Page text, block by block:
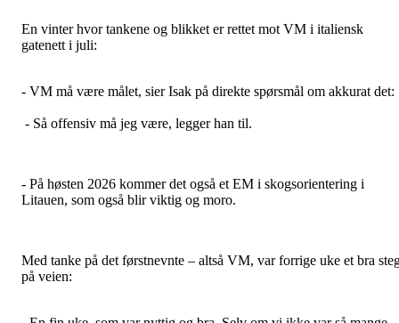
En vinter hvor tankene og blikket er rettet mot VM i italiensk
gatenett i juli:
- VM må være målet, sier Isak på direkte spørsmål om akkurat det:
- Så offensiv må jeg være, legger han til.
- På høsten 2026 kommer det også et EM i skogsorientering i
Litauen, som også blir viktig og moro.
Med tanke på det førstnevnte – altså VM, var forrige uke et bra
på veien: